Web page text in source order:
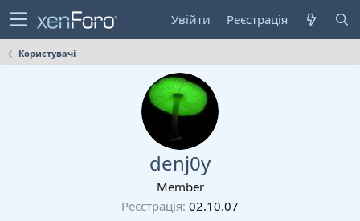
Увійти Реєстрація
Користувачі
denj0y
Member
Реєстрація 02.10.07